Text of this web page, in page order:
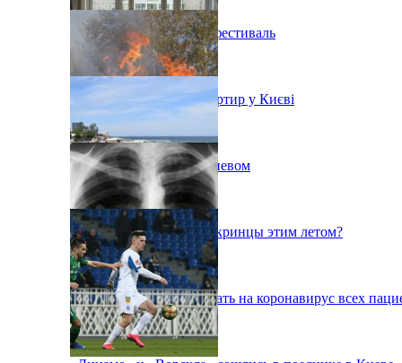
В Киеве состоится эко-фестиваль
Ситуація з орендою квартир у Києві
Пожар на свалке под Киевом
Куда поедут отдыхать укринцы этим летом?
В Киеве будут тестировать на коронавирус всех